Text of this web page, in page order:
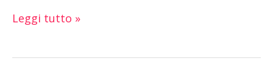
Leggi tutto »